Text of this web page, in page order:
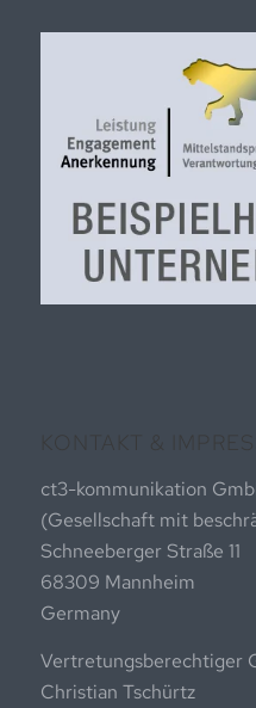
KONTAKT &
ct3-kommunikation
(Gesellschaft mit
Schneeberger Straße 11
68309 Mannheim
Germany
Vertretungsberechtiger
Christian Tschürtz